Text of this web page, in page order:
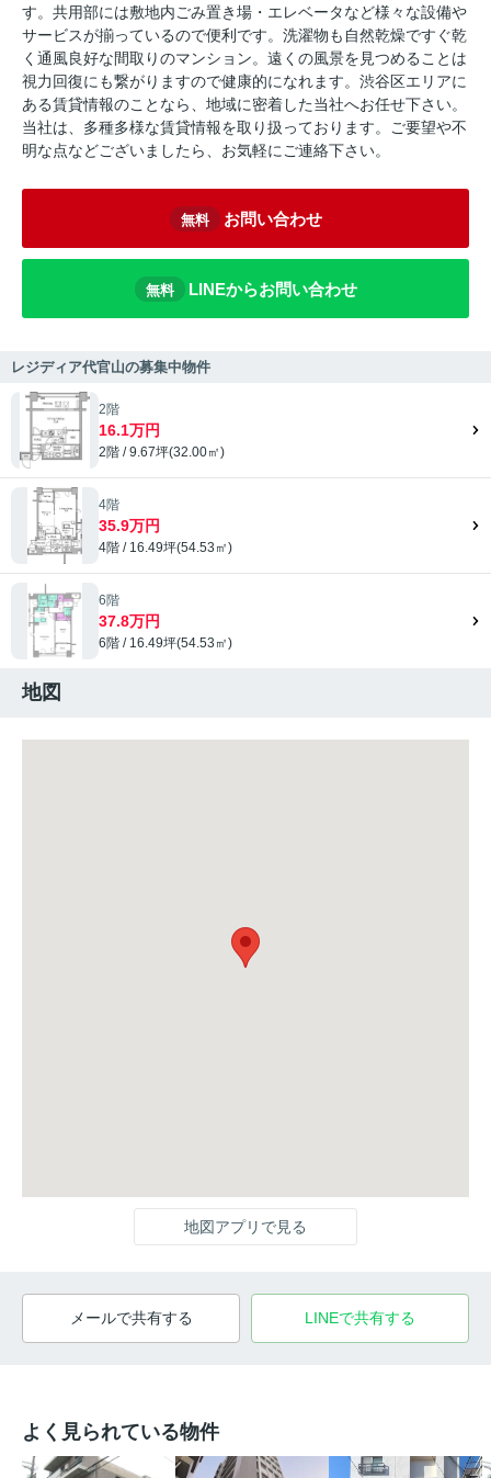
す。共用部には敷地内ごみ置き場・エレベータなど様々な設備や
サービスが揃っているので便利です。洗濯物も自然乾燥ですぐ乾
く通風良好な間取りのマンション。遠くの風景を見つめることは
視力回復にも繋がりますので健康的になれます。渋谷区エリアに
ある賃貸情報のことなら、地域に密着した当社へお任せ下さい。
当社は、多種多様な賃貸情報を取り扱っております。ご要望や不
明な点などございましたら、お気軽にご連絡下さい。
無料 お問い合わせ
無料 LINEからお問い合わせ
レジディア代官山の募集中物件
2階
16.1万円
2階 / 9.67坪(32.00㎡)
4階
35.9万円
4階 / 16.49坪(54.53㎡)
6階
37.8万円
6階 / 16.49坪(54.53㎡)
地図
地図アプリで見る
メールで共有する LINEで共有する
よく見られている物件